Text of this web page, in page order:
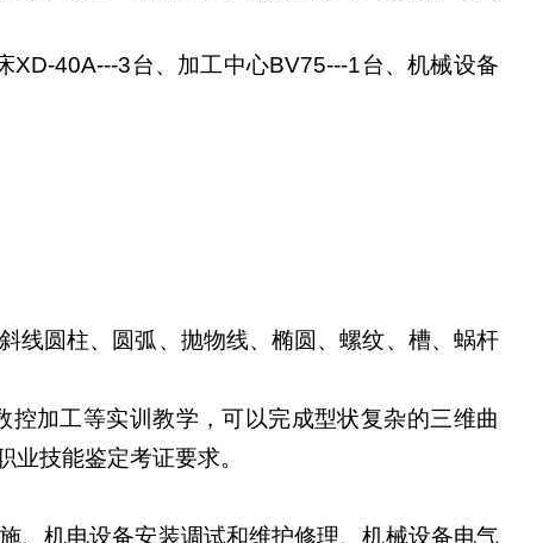
40A---3台、加工中心BV75---1台、机械设备
线圆柱、圆弧、抛物线、椭圆、螺纹、槽、蜗杆
加工等实训教学，可以完成型状复杂的三维曲
技能鉴定考证要求。
、机电设备安装调试和维护修理、机械设备电气